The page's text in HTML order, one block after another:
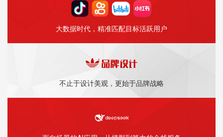
大数据时代，精准匹配目标活跃用户
不止于设计美观，更始于品牌战略